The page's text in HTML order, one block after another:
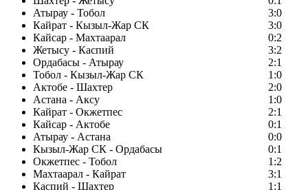
Атырау - Тобол
3:0
Кайрат - Кызыл-Жар СК
3:0
Кайсар - Махтаарал
0:2
Жетысу - Каспий
3:2
Ордабасы - Атырау
2:1
Тобол - Кызыл-Жар СК
1:0
Актобе - Шахтер
2:0
Астана - Аксу
1:0
Кайрат - Окжетпес
2:1
Кайсар - Актобе
0:1
Атырау - Астана
0:0
Кызыл-Жар СК - Ордабасы
0:1
Окжетпес - Тобол
1:2
Махтаарал - Кайрат
3:1
Каспий - Шахтер
1:1